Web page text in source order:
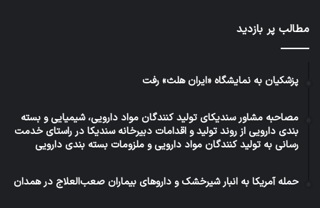
مطالب پر بازدید
پزشکیان به نمایشگاه «ایران هلث» رفت
مصاحبه مشاور سندیکای تولید کنندگان مواد دارویی، شیمیایی و بسته
بندی دارویی از روند تولید و اقدامات دبیرخانه سندیکا در راستای خدمت
رسانی به تولید کنندگان مواد دارویی و ملزومات بسته بندی دارویی
حمله آمریکا به انبار شیرخشک و داروهای بیماران صعب‌العلاج در همدان